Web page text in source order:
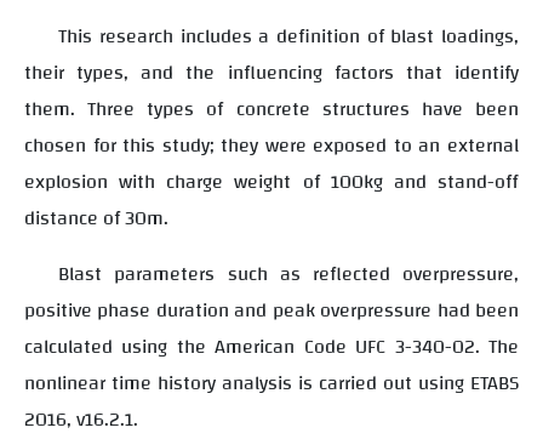
This research includes a definition of blast loadings,
their types, and the influencing factors that identify
them. Three types of concrete structures have been
chosen for this study; they were exposed to an external
explosion with charge weight of 100kg and stand-off
distance of 30m.
Blast parameters such as reflected overpressure,
positive phase duration and peak overpressure had been
calculated using the American Code UFC 3-340-02. The
nonlinear time history analysis is carried out using ETABS
2016, v16.2.1.